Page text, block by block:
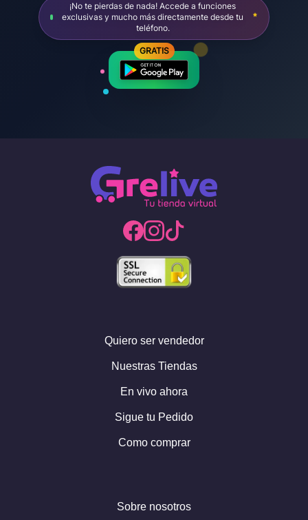
¡No te pierdas de nada! Accede a funciones
exclusivas y mucho más directamente desde tu
teléfono.
GRATIS
Quiero ser vendedor
Nuestras Tiendas
En vivo ahora
Sigue tu Pedido
Como comprar
Sobre nosotros